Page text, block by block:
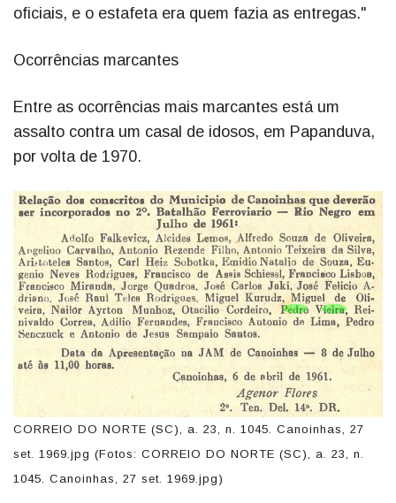
oficiais, e o estafeta era quem fazia as entregas."
Ocorrências marcantes
Entre as ocorrências mais marcantes está um
assalto contra um casal de idosos, em Papanduva,
por volta de 1970.
CORREIO DO NORTE (SC), a. 23, n. 1045. Canoinhas, 27
set. 1969.jpg (Fotos: CORREIO DO NORTE (SC), a. 23, n.
1045. Canoinhas, 27 set. 1969.jpg)